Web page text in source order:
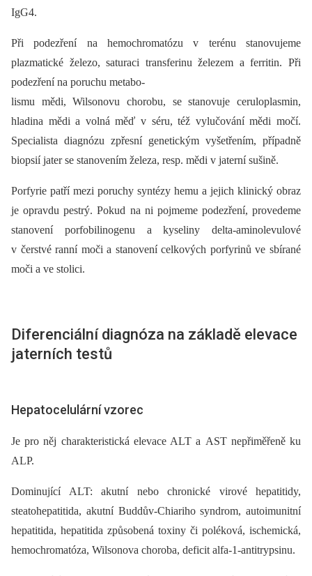
IgG4.
Při podezření na hemochromatózu v terénu stanovujeme
plazmatické železo, saturaci transferinu železem a ferritin. Při
podezření na poruchu metabo-
lismu mědi, Wilsonovu chorobu, se stanovuje ceruloplasmin,
hladina mědi a volná měď v séru, též vylučování mědi močí.
Specialista diagnózu zpřesní genetickým vyšetřením, případně
biopsií jater se stanovením železa, resp. mědi v jaterní sušině.
Porfyrie patří mezi poruchy syntézy hemu a jejich klinický obraz
je opravdu pestrý. Pokud na ni pojmeme podezření, provedeme
stanovení porfobilinogenu a kyseliny delta-aminolevulové
v čerstvé ranní moči a stanovení celkových porfyrinů ve sbírané
moči a ve stolici.
Diferenciální diagnóza na základě elevace
jaterních testů
Hepatocelulární vzorec
Je pro něj charakteristická elevace ALT a AST nepřiměřeně ku
ALP.
Dominující ALT: akutní nebo chronické virové hepatitidy,
steatohepatitida, akutní Buddův-Chiariho syndrom, auto­imunitní
hepatitida, hepatitida způsobená toxiny či poléková, ischemická,
hemochromatóza, Wilsonova choroba, deficit alfa-1-antitrypsinu.